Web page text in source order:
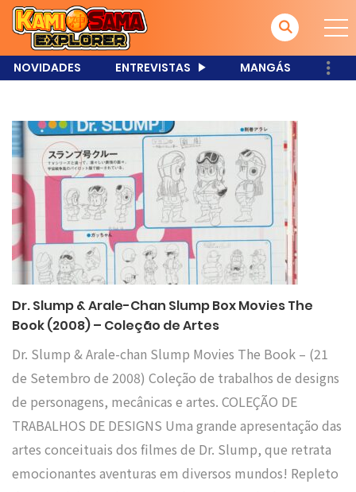
NOVIDADES ENTREVISTAS MANGÁS
Dr. Slump & Arale-Chan Slump Box Movies The
Book (2008) – Coleção de Artes
Dr. Slump & Arale-chan Slump Movies The Book – (21
de Setembro de 2008) Coleção de trabalhos de designs
de personagens, mecânicas e artes. COLEÇÃO DE
TRABALHOS DE DESIGNS Uma grande apresentação das
artes conceituais dos filmes de Dr. Slump, que retrata
emocionantes aventuras em diversos mundos! Repleto